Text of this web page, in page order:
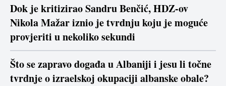
Dok je kritizirao Sandru Benčić, HDZ-ov
Nikola Mažar iznio je tvrdnju koju je moguće
provjeriti u nekoliko sekundi
Što se zapravo događa u Albaniji i jesu li točne
tvrdnje o izraelskoj okupaciji albanske obale?